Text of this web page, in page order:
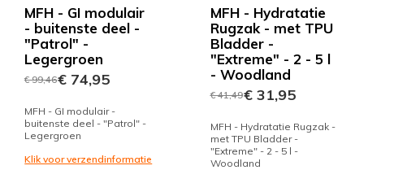
MFH - GI modulair
- buitenste deel -
"Patrol" -
Legergroen
€ 99,46€ 74,95
MFH - GI modulair -
buitenste deel - "Patrol" -
Legergroen
Klik voor verzendinformatie
MFH - Hydratatie
Rugzak - met TPU
Bladder -
"Extreme" - 2 - 5 l
- Woodland
€ 41,49€ 31,95
MFH - Hydratatie Rugzak -
met TPU Bladder -
"Extreme" - 2 - 5 l -
Woodland